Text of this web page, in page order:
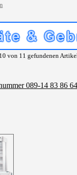
von 11 gefundenen
089-14 83 86 64